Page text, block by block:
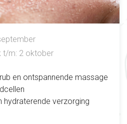
t/m: 2 oktober
en ontspannende massage
hydraterende verzorging